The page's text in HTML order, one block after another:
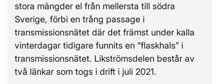
stora mängder el från mellersta till södra
Sverige, förbi en trång passage i
transmissionsnätet där det främst under kalla
vinterdagar tidigare funnits en ”flaskhals” i
transmissionsnätet. Likströmsdelen består av
två länkar som togs i drift i juli 2021.